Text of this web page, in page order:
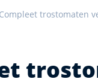
Compleet trostomaten